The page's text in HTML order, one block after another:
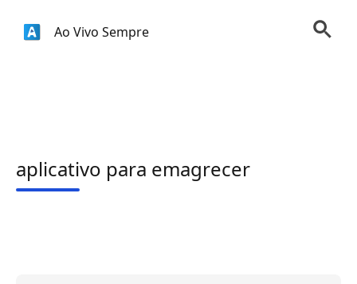
Ao Vivo Sempre
aplicativo para emagrecer